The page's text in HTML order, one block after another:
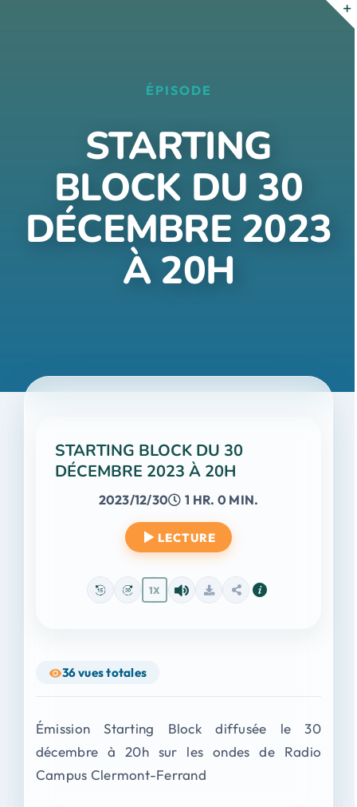
ÉPISODE
STARTING
BLOCK DU 30
DÉCEMBRE 2023
À 20H
STARTING BLOCK DU 30
DÉCEMBRE 2023 À 20H
2023/12/30 1 HR. 0 MIN.
LECTURE
1X
36vues totales
Émission Starting Block diffusée le 30
décembre à 20h sur les ondes de Radio
Campus Clermont-Ferrand